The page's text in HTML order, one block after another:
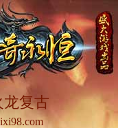
龙复古